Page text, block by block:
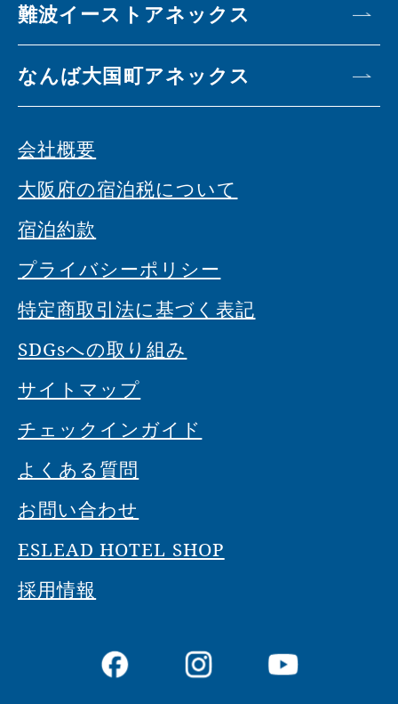
難波イーストアネックス
なんば大国町アネックス
会社概要
大阪府の宿泊税について
宿泊約款
プライバシーポリシー
特定商取引法に基づく表記
SDGsへの取り組み
サイトマップ
チェックインガイド
よくある質問
お問い合わせ
ESLEAD HOTEL SHOP
採用情報